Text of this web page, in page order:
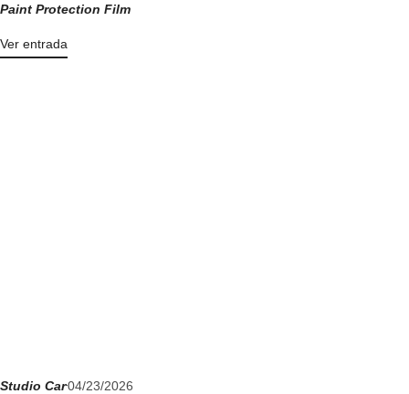
Paint Protection Film
Ver entrada
Studio Car04/23/2026